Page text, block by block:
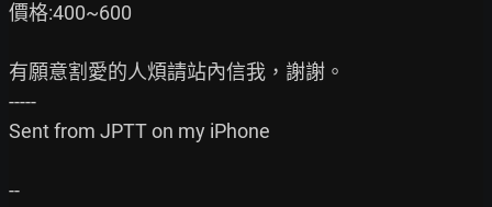
價格:400~600
有願意割愛的人煩請站內信我，謝謝。
-----
Sent from JPTT on my iPhone